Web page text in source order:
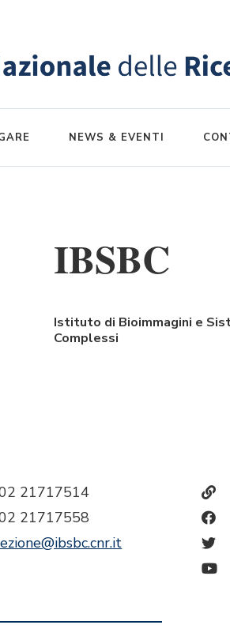
NEWS & EVENTI
IBSBC
Istituto di Bioimmagini e
Complessi
21717514
21717558